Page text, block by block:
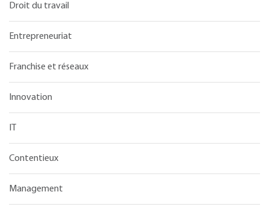
Droit du travail
Entrepreneuriat
Franchise et réseaux
Innovation
Contentieux
Management